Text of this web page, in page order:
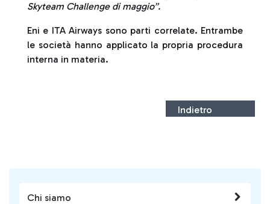
Chi siamo
Skyteam Challenge di maggio”.
Eni e ITA Airways sono parti correlate. Entrambe
le società hanno applicato la propria procedura
interna in materia.
Indietro